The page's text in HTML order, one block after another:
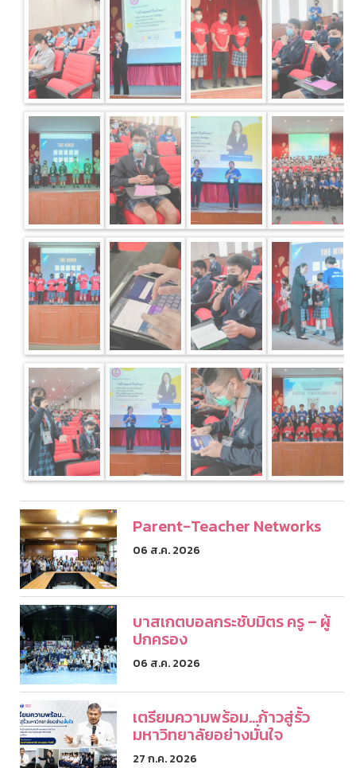
Parent-Teacher Networks
06 ส.ค. 2026
บาสเกตบอลกระชับมิตร ครู – ผู้
ปกครอง
06 ส.ค. 2026
เตรียมความพร้อม...ก้าวสู่รั้ว
มหาวิทยาลัยอย่างมั่นใจ
27 ก.ค. 2026